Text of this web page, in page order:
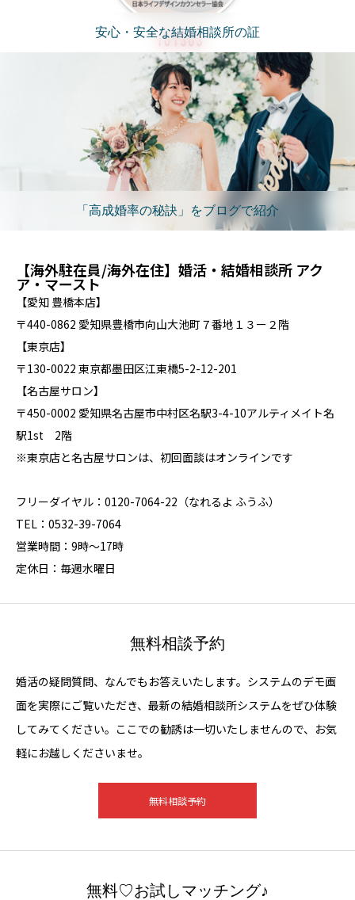
安心・安全な結婚相談所の証
「高成婚率の秘訣」をブログで紹介
【海外駐在員/海外在住】婚活・結婚相談所 アク
ア・マースト
【愛知 豊橋本店】
〒440-0862 愛知県豊橋市向山大池町７番地１３ー２階
【東京店】
〒130-0022 東京都墨田区江東橋5-2-12-201
【名古屋サロン】
〒450-0002 愛知県名古屋市中村区名駅3-4-10アルティメイト名
駅1st 2階
※東京店と名古屋サロンは、初回面談はオンラインです
フリーダイヤル：0120-7064-22（なれるよ ふうふ）
TEL：0532-39-7064
営業時間：9時～17時
定休日：毎週水曜日
無料相談予約
婚活の疑問質問、なんでもお答えいたします。システムのデモ画
面を実際にご覧いただき、最新の結婚相談所システムをぜひ体験
してみてください。ここでの勧誘は一切いたしませんので、お気
軽にお越しくださいませ。
無料相談予約
無料♡お試しマッチング♪